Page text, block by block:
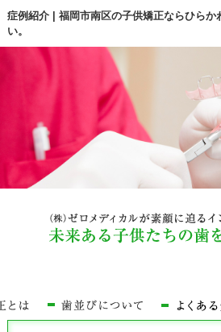
症例紹介 | 福岡市南区の子供矯正ならひらか
い。